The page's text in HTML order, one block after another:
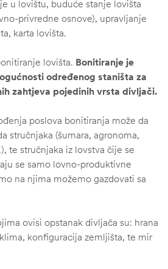
u lovištu, buduće stanje lovišta
privredne osnove), upravljanje
karta lovišta.
lovišta. Bonitiranje je
određenog staništa za
zahtjeva pojedinih vrsta divljači.
poslova bonitiranja može da
stručnjaka (šumara, agronoma,
te stručnjaka iz lovstva čije se
se samo lovno-produktivne
na njima možemo gazdovati sa
ovisi opstanak divljača su: hrana
konfiguracija zemljišta, te mir